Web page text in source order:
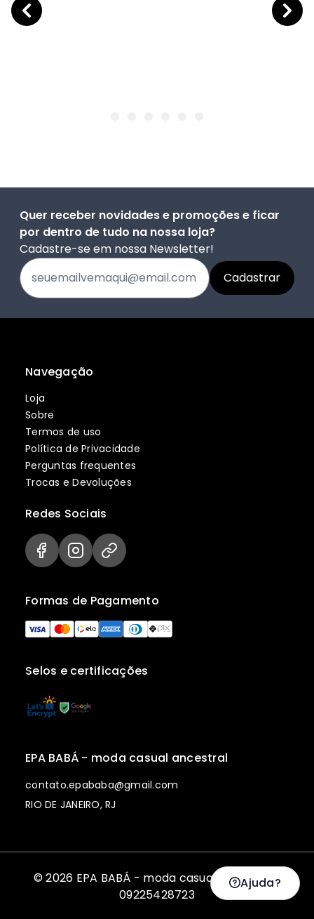
Quer receber novidades e promoções e ficar
por dentro de tudo na nossa loja?
Cadastre-se em nossa Newsletter!
Navegação
Loja
Sobre
Termos de uso
Política de Privacidade
Perguntas frequentes
Trocas e Devoluções
Selos e certificações
Formas de Pagamento
Redes Sociais
EPA BABÁ - moda casual ancestral
contato.epababa@gmail.com
RIO DE JANEIRO, RJ
© 2026 EPA BABÁ - moda casual ancestral |
09225428723
Ajuda?